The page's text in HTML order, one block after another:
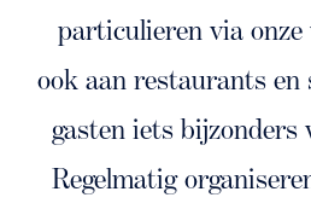
particulieren via onze
ook aan restaurants
gasten iets bijzonders
Regelmatig